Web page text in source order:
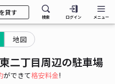
貸す
検索 ログイン メニュー
地図
二丁目周辺の駐車場
ができて格安料金!